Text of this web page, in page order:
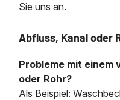
Sie uns an.
Abfluss, Kanal oder
Probleme mit
oder Rohr?
Als Beispiel: